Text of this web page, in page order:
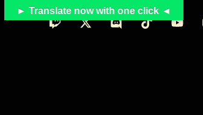
► Translate now with one click ◄